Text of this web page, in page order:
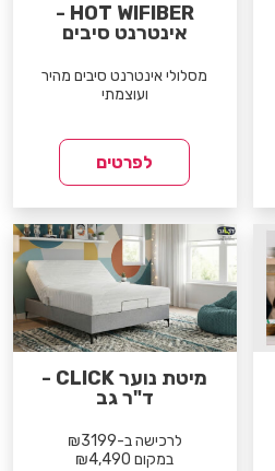
HOT WIFIBER -
אינטרנט סיבים
מסלולי אינטרנט סיבים מהיר
ועוצמתי
לפרטים
מיטת נוער CLICK -
ד"ר גב
לרכישה ב-₪3199
במקום ₪4,490